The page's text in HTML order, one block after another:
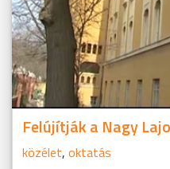
Felújítják a Nagy
közélet, oktatás